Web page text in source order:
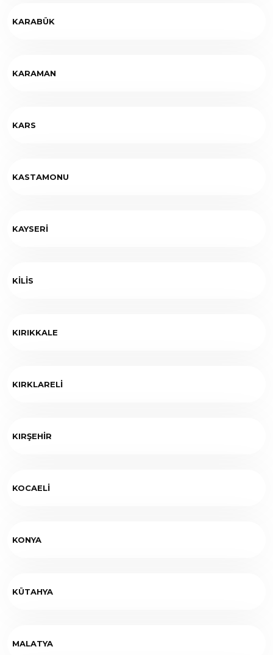
KARABÜK
KARAMAN
KARS
KASTAMONU
KAYSERİ
KİLİS
KIRIKKALE
KIRKLARELİ
KIRŞEHİR
KOCAELİ
KONYA
KÜTAHYA
MALATYA